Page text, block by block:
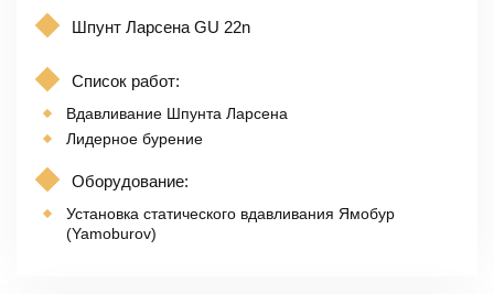
Шпунт Ларсена GU 22n
Список работ:
Вдавливание Шпунта Ларсена
Лидерное бурение
Оборудование:
Установка статического вдавливания Ямобур
(Yamoburov)